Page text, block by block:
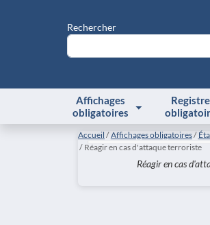
Rechercher
Affichages
obligatoires
Accueil Affichages obligatoires
Réagir en cas d'attaque terroriste
Réagir en cas